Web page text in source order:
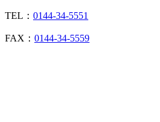
TEL： 0144-34-5551
FAX： 0144-34-5559